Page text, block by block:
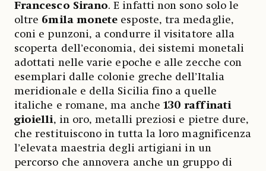
Francesco Sirano. E infatti non sono solo le
oltre 6mila monete esposte, tra medaglie,
coni e punzoni, a condurre il visitatore alla
scoperta dell’economia, dei sistemi monetali
adottati nelle varie epoche e alle zecche con
esemplari dalle colonie greche dell’Italia
meridionale e della Sicilia fino a quelle
italiche e romane, ma anche130 raffinati
gioielli, in oro, metalli preziosi e pietre dure,
che restituiscono in tutta la loro magnificenza
l’elevata maestria degli artigiani in un
percorso che annovera anche un gruppo di